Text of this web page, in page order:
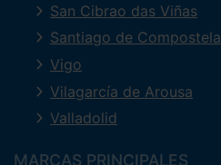
San Cibrao das Viñas
Santiago de Compostela
Vigo
Vilagarcía de Arousa
Valladolid
MARCAS PRINCIPALES